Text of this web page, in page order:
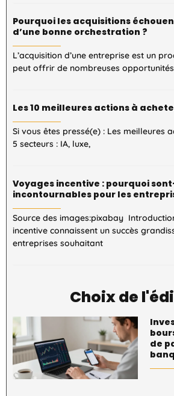
Pourquoi les acquisitions
d’une bonne orchestration ?
L’acquisition d’une entreprise est un
peut offrir de nombreuses
Les 10 meilleures actions à
Si vous êtes pressé(e) : Les meilleures
5 secteurs : IA, luxe,
Voyages incentive : pourquoi
incontournables pour les
Source des images:pixabay
incentive connaissent un succès
entreprises souhaitant
Choix de
de